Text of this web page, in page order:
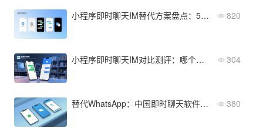
小程序即时聊天IM替代方案盘点：5款值得关注的国产品牌 820
小程序即时聊天IM对比测评：哪个产品最适合电商场景？ 304
替代WhatsApp：中国即时聊天软件推荐与选择 380